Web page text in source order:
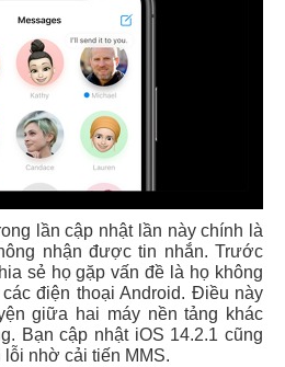
lần cập nhật lần này chính là
nhận được tin nhắn. Trước
sẻ họ gặp vấn đề là họ không
điện thoại Android. Điều này
giữa hai máy nền tảng khác
Bạn cập nhật iOS 14.2.1 cũng
nhờ cải tiến MMS.